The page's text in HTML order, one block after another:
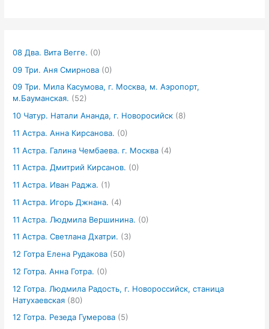
08 Два. Вита Вегге. (0)
09 Три. Аня Смирнова (0)
09 Три. Мила Касумова, г. Москва, м. Аэропорт,
м.Бауманская. (52)
10 Чатур. Натали Ананда, г. Новоросийск (8)
11 Астра. Анна Кирсанова. (0)
11 Астра. Галина Чембаева. г. Москва (4)
11 Астра. Дмитрий Кирсанов. (0)
11 Астра. Иван Раджа. (1)
11 Астра. Игорь Джнана. (4)
11 Астра. Людмила Вершинина. (0)
11 Астра. Светлана Дхатри. (3)
12 Готра Елена Рудакова (50)
12 Готра. Анна Готра. (0)
12 Готра. Людмила Радость, г. Новороссийск, станица
Натухаевская (80)
12 Готра. Резеда Гумерова (5)